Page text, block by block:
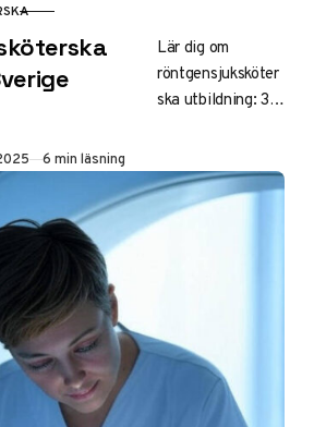
Lär dig om
röntgensjuksköter
ska utbildning: 3-
behörighet,
antagning via
Antagning.se
Uppsala och KI.
Bli specialist i
bilddiagnostik och
patientvård.
6 min läsning